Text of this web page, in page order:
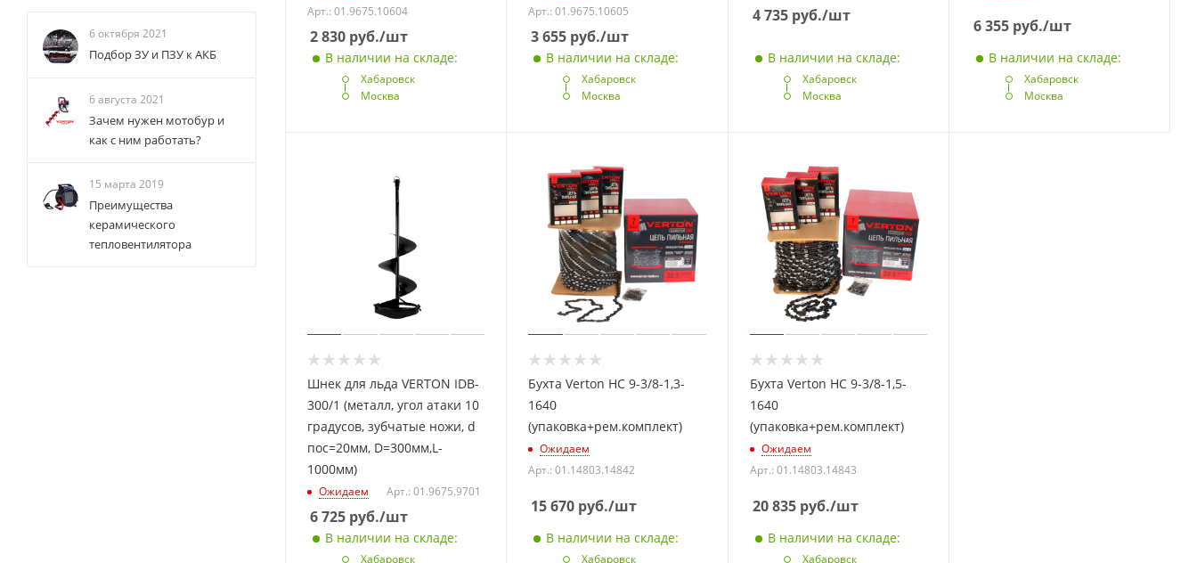
Арт.: 01.9675.10604
2 830 руб./шт
В наличии на складе:
Хабаровск
Москва
Арт.: 01.9675.10605
3 655 руб./шт
В наличии на складе:
Хабаровск
Москва
4 735руб./шт
В наличии на складе:
Хабаровск
Москва
6 355руб./шт
В наличии на складе:
Хабаровск
Москва
Шнек для льда VERTON IDB-
300/1 (металл, угол атаки 10
градусов, зубчатые ножи, d
пос=20мм, D=300мм,L-
1000мм)
Ожидаем Арт.: 01.9675.9701
6 725 руб./шт
В наличии на складе:
Хабаровск
Бухта Verton HC 9-3/8-1,3-
1640
(упаковка+рем.комплект)
Ожидаем
Арт.: 01.14803.14842
15 670 руб./шт
В наличии на складе:
Хабаровск
Бухта Verton HC 9-3/8-1,5-
1640
(упаковка+рем.комплект)
Ожидаем
Арт.: 01.14803.14843
20 835руб./шт
В наличии на складе:
Хабаровск
6 октября 2021
Подбор ЗУ и ПЗУ к АКБ
6 августа 2021
Зачем нужен мотобур и
как с ним работать?
15 марта 2019
Преимущества
керамического
тепловентилятора